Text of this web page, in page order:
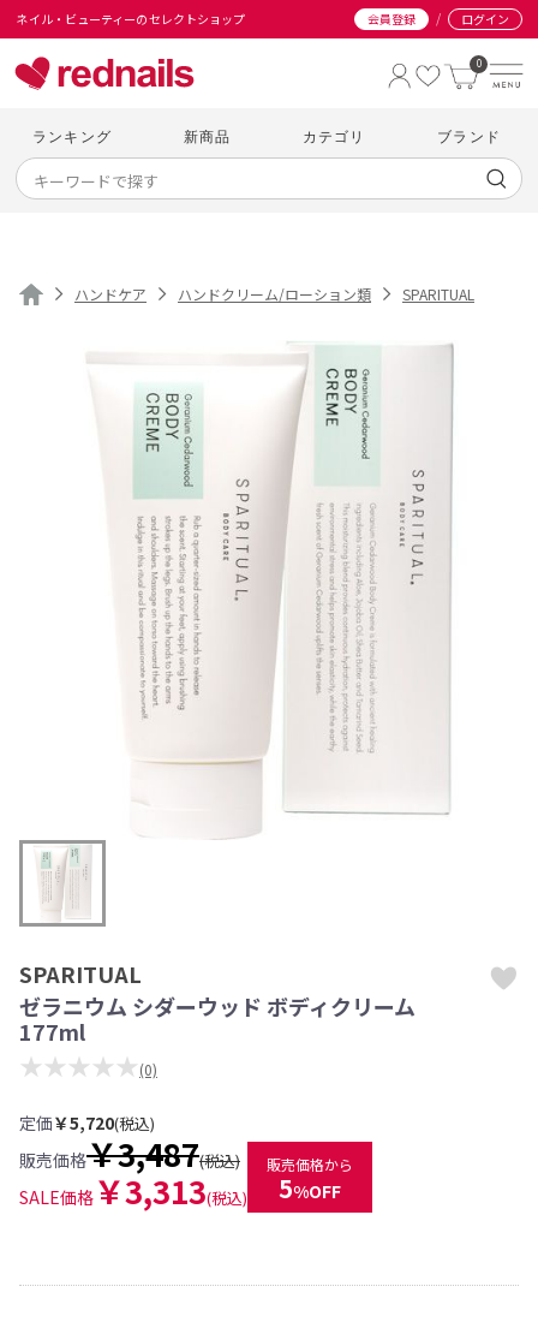
ネイル・ビューティーのセレクトショップ 会員登録 / ログイン
0
ランキング 新商品 カテゴリ ブランド
ハンドケア ハンドクリーム/ローション類 SPARITUAL
SPARITUAL
ゼラニウム シダーウッド ボディクリーム
177ml
★★★★★ (0)
定価￥5,720(税込)
販売価格￥3,487(税込)
SALE価格 ￥3,313(税込)
販売価格から
5%OFF